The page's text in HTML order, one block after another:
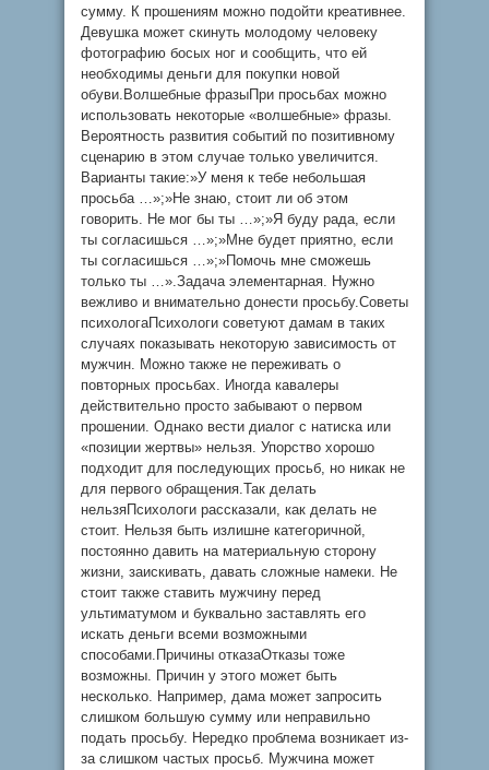
сумму. К прошениям можно подойти креативнее.
Девушка может скинуть молодому человеку
фотографию босых ног и сообщить, что ей
необходимы деньги для покупки новой
обуви.Волшебные фразыПри просьбах можно
использовать некоторые «волшебные» фразы.
Вероятность развития событий по позитивному
сценарию в этом случае только увеличится.
Варианты такие:»У меня к тебе небольшая
просьба …»;»Не знаю, стоит ли об этом
говорить. Не мог бы ты …»;»Я буду рада, если
ты согласишься …»;»Мне будет приятно, если
ты согласишься …»;»Помочь мне сможешь
только ты …».Задача элементарная. Нужно
вежливо и внимательно донести просьбу.Советы
психологаПсихологи советуют дамам в таких
случаях показывать некоторую зависимость от
мужчин. Можно также не переживать о
повторных просьбах. Иногда кавалеры
действительно просто забывают о первом
прошении. Однако вести диалог с натиска или
«позиции жертвы» нельзя. Упорство хорошо
подходит для последующих просьб, но никак не
для первого обращения.Так делать
нельзяПсихологи рассказали, как делать не
стоит. Нельзя быть излишне категоричной,
постоянно давить на материальную сторону
жизни, заискивать, давать сложные намеки. Не
стоит также ставить мужчину перед
ультиматумом и буквально заставлять его
искать деньги всеми возможными
способами.Причины отказаОтказы тоже
возможны. Причин у этого может быть
несколько. Например, дама может запросить
слишком большую сумму или неправильно
подать просьбу. Нередко проблема возникает из-
за слишком частых просьб. Мужчина может